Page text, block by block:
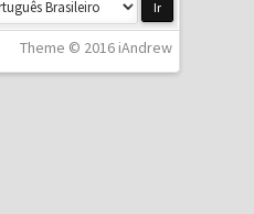
Theme © 2016 iAndrew